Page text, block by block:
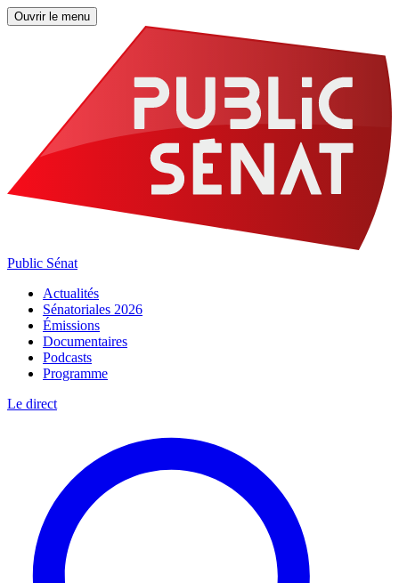
Ouvrir le menu
Public Sénat
Actualités
Sénatoriales 2026
Émissions
Documentaires
Podcasts
Programme
Le direct